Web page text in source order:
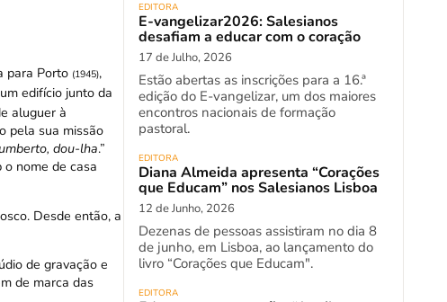
para Porto (1945),
edifício junto da
aluguer à
pela sua missão
dou-lha.”
nome de casa
Desde então, a
de gravação e
de marca das
EDITORA
E-vangelizar2026: Salesianos
desafiam a educar com o coração
17 de Julho, 2026
Estão abertas as inscrições para a 16.ª
edição do E-vangelizar, um dos maiores
encontros nacionais de formação
pastoral.
EDITORA
Diana Almeida apresenta “Corações
que Educam” nos Salesianos Lisboa
12 de Junho, 2026
Dezenas de pessoas assistiram no dia 8
de junho, em Lisboa, ao lançamento do
livro “Corações que Educam".
EDITORA